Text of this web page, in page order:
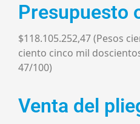
Presupuesto
$118.105.252,47 (Pesos
ciento cinco mil
47/100)
Venta del